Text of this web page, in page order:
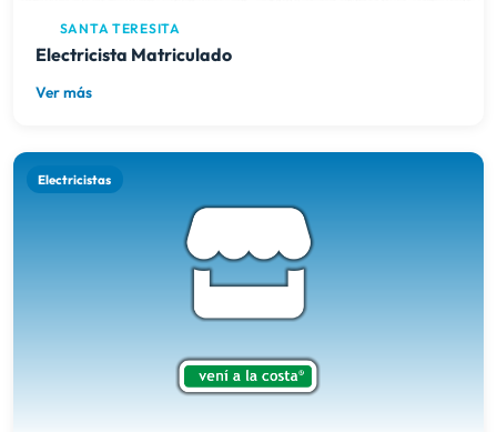
SANTA TERESITA
Electricista Matriculado
Ver más
Electricistas